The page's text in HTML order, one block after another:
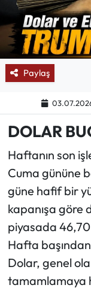
Paylaş
DOLAR
Haftanın son
Cuma gününe
güne hafif bir
kapanışa göre
piyasada
Hafta
Dolar, genel
tamamlamaya
Karikatür
BIK
ASTROLOJİ
Spor
Ekonomi
Sağlık
Turizm
Teknoloji